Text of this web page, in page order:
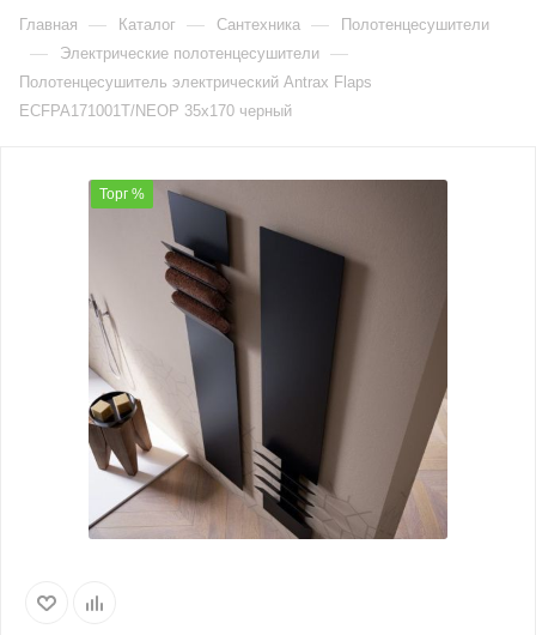
Главная — Каталог — Сантехника — Полотенцесушители
— Электрические полотенцесушители —
Полотенцесушитель электрический Antrax Flaps
ECFPA171001T/NEOP 35х170 черный
Торг %